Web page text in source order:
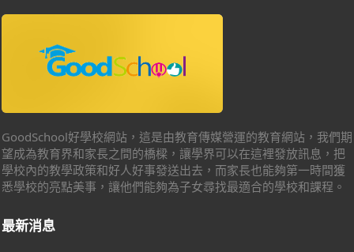
GoodSchool好學校網站，這是由教育傳媒營運的教育網站，我們期
望成為教育界和家長之間的橋樑，讓學界可以在這裡發放訊息，把
學校內的教學政策和好人好事發送出去，而家長也能夠第一時間獲
悉學校的亮點美事，讓他們能夠為子女尋找最適合的學校和課程。
最新消息